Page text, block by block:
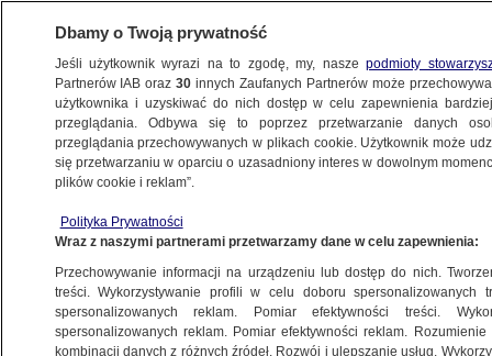
BIZNES
NAJNOWSZE
"Przykro się słucha". Minister
komentuje aferę z KPO
Z KRAJU
Nadchodzi rewolucja w sklepach.
Ważny komunikat ministerstwa
Dbamy o Twoją prywatność
Jeśli użytkownik wyrazi na to zgodę, my, naszepodmioty
Partnerów IAB oraz30 innych Zaufanych Partnerów może
użytkownika i uzyskiwać do nich dostęp w celu zapewnienia
przeglądania. Odbywa się to poprzez przetwarzanie danych
przeglądania przechowywanych w plikach cookie. Użytkownik może
się przetwarzaniu w oparciu o uzasadniony interes w dowolnym
plików cookie i reklam”.
Polityka Prywatności
Wraz z naszymi partnerami przetwarzamy dane w celu zapewnienia:
Przechowywanie informacji na urządzeniu lub dostęp do nich.
treści. Wykorzystywanie profili w celu doboru spersonalizowanych
spersonalizowanych reklam. Pomiar efektywności treści.
spersonalizowanych reklam. Pomiar efektywności reklam.
kombinacji danych z różnych źródeł. Rozwój i ulepszanie usług.